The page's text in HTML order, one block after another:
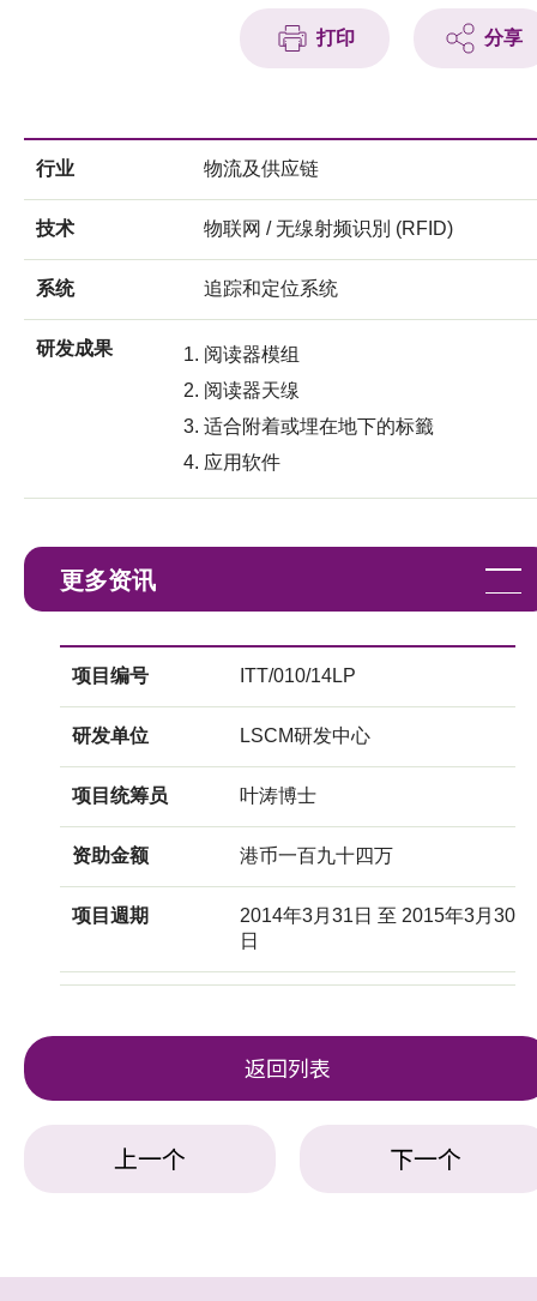
打印 分享
行业 物流及供应链
技术 物联网 / 无缐射频识別 (RFID)
系统 追踪和定位系统
研发成果
阅读器模组
阅读器天缐
适合附着或埋在地下的标籤
应用软件
更多资讯
项目编号 ITT/010/14LP
研发单位 LSCM研发中心
项目统筹员 叶涛博士
资助金额 港币一百九十四万
项目週期
2014年3月31日 至 2015年3月30
日
返回列表
上一个 下一个